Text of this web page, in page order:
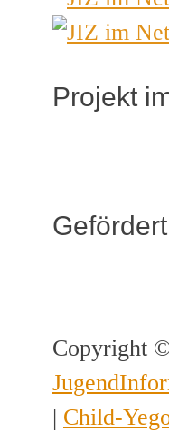
Projekt
Copyright
| Child-